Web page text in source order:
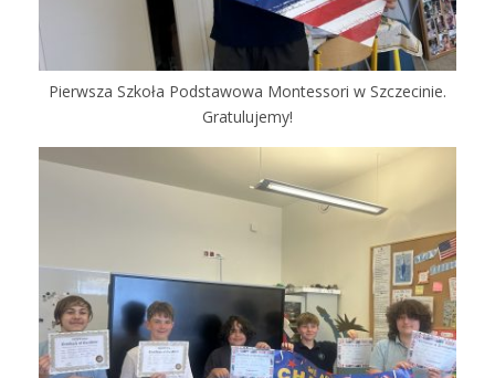
Pierwsza Szkoła Podstawowa Montessori w Szczecinie.
Gratulujemy!